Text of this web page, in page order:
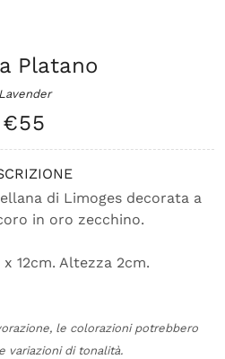
Platano
Lavender
€55
di Limoges decorata a
in oro zecchino.
x 12cm. Altezza 2cm.
le colorazioni potrebbero
variazioni di tonalità.